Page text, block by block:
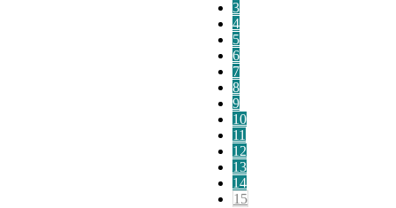
3
4
5
6
7
8
9
10
11
12
13
14
15